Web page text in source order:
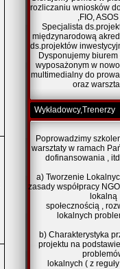
rozliczaniu wniosków
,FIO, ASOS
Specjalista
międzynarodową
ds.projektów
Dysponujemy
wyposażonym w
multimedialny do
oraz
Wykładowcy,Trenerzy
Poprowadzimy
warsztaty w ramach
dofinansowania ,
a) Tworzenie
zasady współpracy
lokalną
społecznością ,
lokalnych
b) Charakterystyka
projektu na
lokalnych ( z